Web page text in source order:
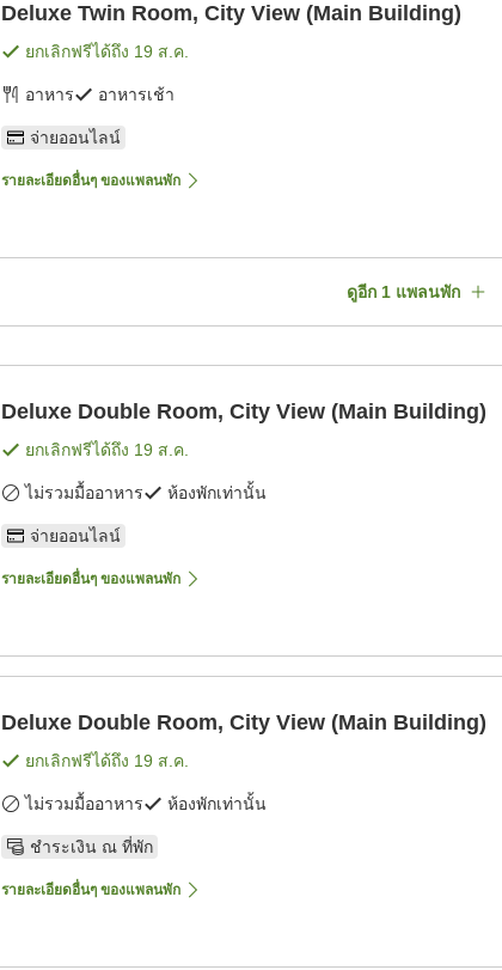
Deluxe Twin Room, City View (Main Building)
ยกเลิกฟรีได้ถึง 19 ส.ค.
อาหาร อาหารเช้า
จ่ายออนไลน์
รายละเอียดอื่นๆ ของแพลนพัก
ดูอีก 1แพลนพัก
Deluxe Double Room, City View (Main Building)
ยกเลิกฟรีได้ถึง 19 ส.ค.
ไม่รวมมื้ออาหาร ห้องพักเท่านั้น
จ่ายออนไลน์
รายละเอียดอื่นๆ ของแพลนพัก
Deluxe Double Room, City View (Main Building)
ยกเลิกฟรีได้ถึง 19 ส.ค.
ไม่รวมมื้ออาหาร ห้องพักเท่านั้น
ชำระเงิน ณ ที่พัก
รายละเอียดอื่นๆ ของแพลนพัก